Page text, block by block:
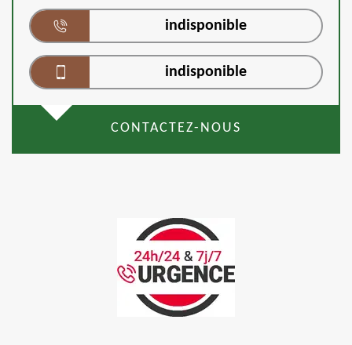
indisponible
indisponible
CONTACTEZ-NOUS